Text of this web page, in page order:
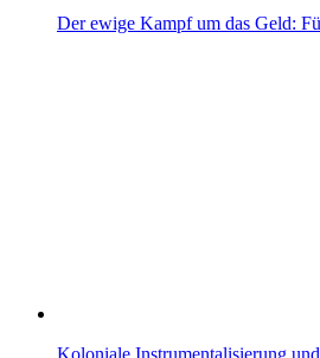
Der ewige Kampf um das Geld:
Koloniale Instrumentalisierung